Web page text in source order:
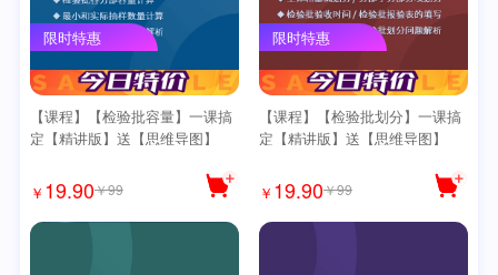
限时特惠
【课程】【检验批容量】一课搞
定【精讲版】送【思维导图】
￥ 19.90￥99
限时特惠
【课程】【检验批划分】一课搞
定【精讲版】送【思维导图】
￥ 19.90￥99